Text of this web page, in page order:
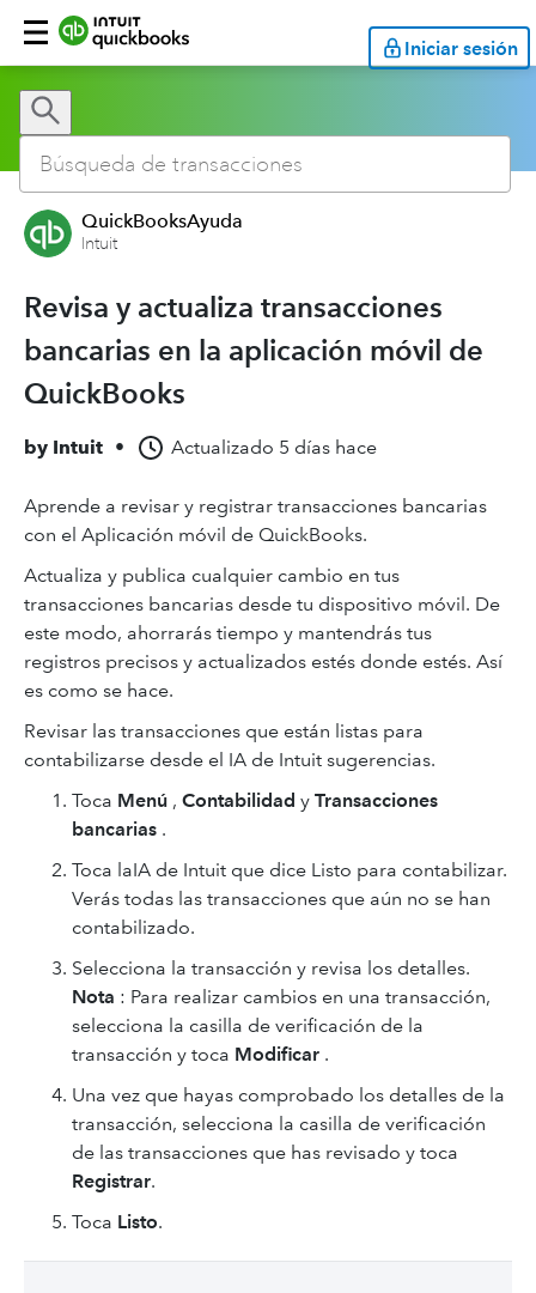
Iniciar sesión
QuickBooksAyuda
Intuit
Revisa y actualiza transacciones
bancarias en la aplicación móvil de
QuickBooks
by Intuit • Actualizado 5 días hace
Aprende a revisar y registrar transacciones bancarias
con el Aplicación móvil de QuickBooks.
Actualiza y publica cualquier cambio en tus
transacciones bancarias desde tu dispositivo móvil. De
este modo, ahorrarás tiempo y mantendrás tus
registros precisos y actualizados estés donde estés. Así
es como se hace.
Revisar las transacciones que están listas para
contabilizarse desde el IA de Intuit sugerencias.
Toca Menú , Contabilidad y Transacciones
bancarias .
Toca laIA de Intuit que dice Listo para contabilizar.
Verás todas las transacciones que aún no se han
contabilizado.
Selecciona la transacción y revisa los detalles.
Nota : Para realizar cambios en una transacción,
selecciona la casilla de verificación de la
transacción y toca Modificar .
Una vez que hayas comprobado los detalles de la
transacción, selecciona la casilla de verificación
de las transacciones que has revisado y toca
Registrar.
Toca Listo.